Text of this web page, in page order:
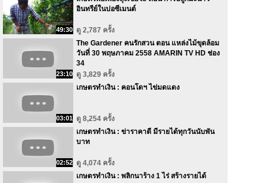
49:30
อินทรีย์ในบ่อซีเมนต์
ดู 2,787 ครั้ง
23:10
The Gardener คนรักสวน ตอน แหล่งไม้ขุดล้อม
วันที่ 30 พฤษภาคม 2558 AMARIN TV HD ช่อง
34
ดู 3,829 ครั้ง
03:01
เกษตรทำเงิน : คอนโดฯ ไข่มดแดง
ดู 8,254 ครั้ง
02:52
เกษตรทำเงิน : ข่าราคาดี มีรายได้ทุกวันนับพัน
บาท
ดู 4,074 ครั้ง
เกษตรทำเงิน : พลิกนาร้าง 1 ไร่ สร้างรายได้